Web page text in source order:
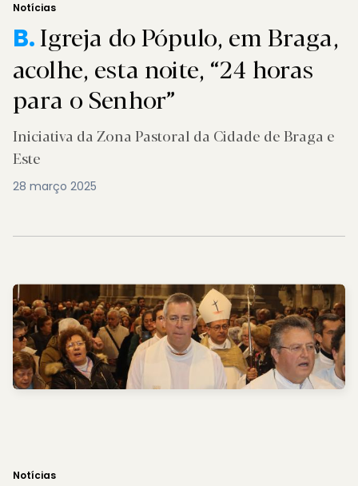
Notícias
B.Igreja do Pópulo, em Braga,
acolhe, esta noite, “24 horas
para o Senhor”
Iniciativa da Zona Pastoral da Cidade de Braga e
Este
28 março 2025
Notícias